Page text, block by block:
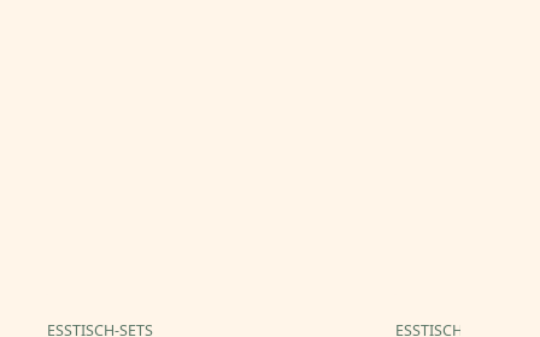
ESSTISCH-SETS ESSTISCH-SETS